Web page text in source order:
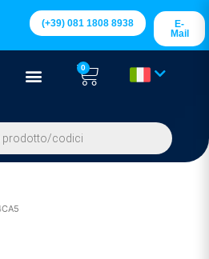
(+39) 081 1808 8938
E-
Mail
0